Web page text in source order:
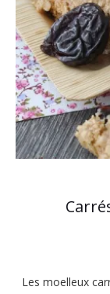
Les moelleux